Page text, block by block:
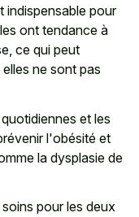
indispensable pour
ont tendance à
ce qui peut
ne sont pas
et les
l'obésité et
la dysplasie de
pour les deux